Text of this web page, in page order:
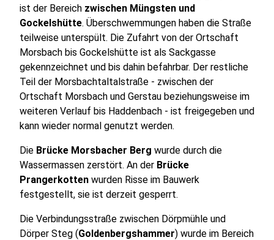
ist der Bereich zwischen Müngsten und
Gockelshütte. Überschwemmungen haben die Straße
teilweise unterspült. Die Zufahrt von der Ortschaft
Morsbach bis Gockelshütte ist als Sackgasse
gekennzeichnet und bis dahin befahrbar. Der restliche
Teil der Morsbachtaltalstraße - zwischen der
Ortschaft Morsbach und Gerstau beziehungsweise im
weiteren Verlauf bis Haddenbach - ist freigegeben und
kann wieder normal genutzt werden.
Die Brücke Morsbacher Berg wurde durch die
Wassermassen zerstört. An der Brücke
Prangerkotten wurden Risse im Bauwerk
festgestellt, sie ist derzeit gesperrt.
Die Verbindungsstraße zwischen Dörpmühle und
Dörper Steg (Goldenbergshammer) wurde im Bereich